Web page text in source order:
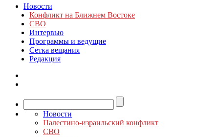
Новости
Конфликт на Ближнем Востоке
СВО
Интервью
Программы и ведущие
Сетка вещания
Редакция
Новости
Палестино-израильский конфликт
СВО